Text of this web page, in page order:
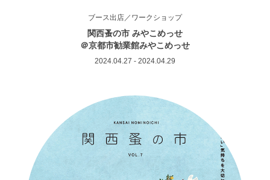
ブース出店／ワークショップ
関西蚤の市 みやこめっせ
＠京都市勧業館みやこめっせ
2024.04.27 - 2024.04.29